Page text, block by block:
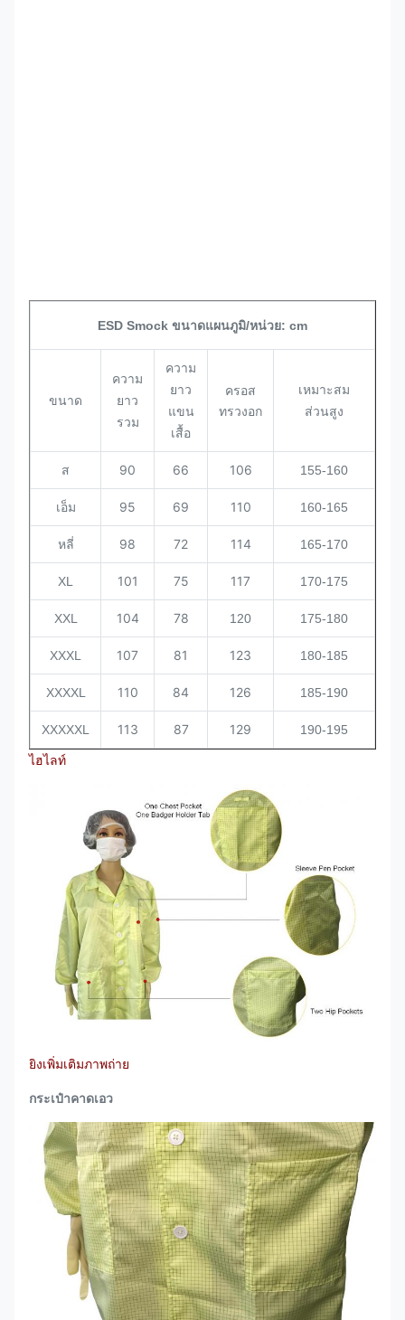
ESD Smock ขนาดแผนภูมิ/หน่วย: cm
ขนาด
ความ
ยาว
รวม
ความ
ยาว
แขน
เสื้อ
ครอส
ทรวงอก
เหมาะสม
ส่วนสูง
ส 90 66 106 155-160
เอ็ม 95 69 110 160-165
หลี่ 98 72 114 165-170
XL 101 75 117 170-175
XXL 104 78 120 175-180
XXXL 107 81 123 180-185
XXXXL 110 84 126 185-190
XXXXXL 113 87 129 190-195
ไฮไลท์
ยิงเพิ่มเติมภาพถ่าย
กระเป๋าคาดเอว